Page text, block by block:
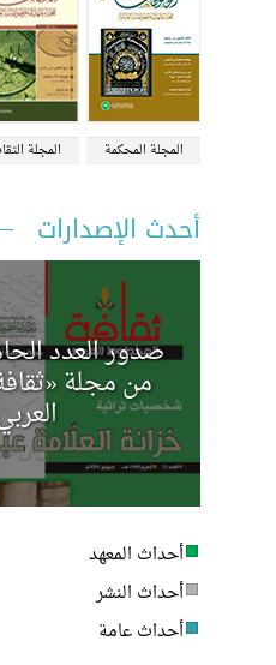
المجلة المحكمة المجلة
أحدث الإصدارات
من مجلة
أحداث المعهد
أحداث النشر
أحداث عامة